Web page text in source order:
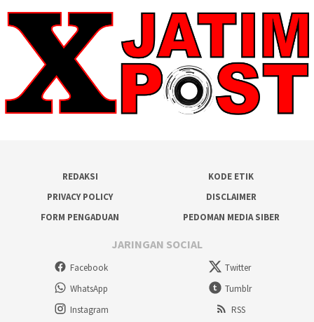
REDAKSI
KODE ETIK
PRIVACY POLICY
DISCLAIMER
FORM PENGADUAN
PEDOMAN MEDIA SIBER
JARINGAN SOCIAL
Facebook
Twitter
WhatsApp
Tumblr
Instagram
RSS